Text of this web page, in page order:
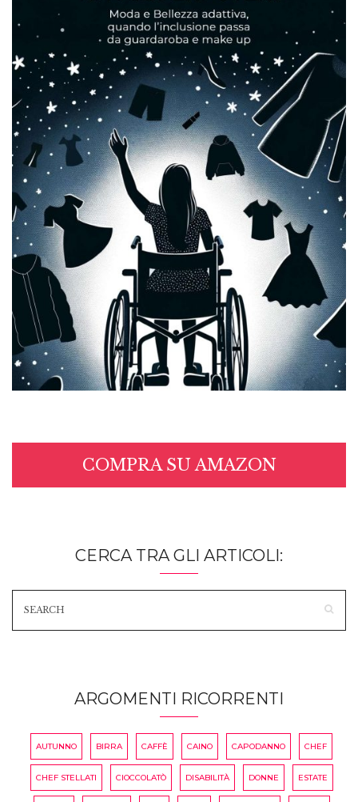
COMPRA SU AMAZON
CERCA TRA GLI ARTICOLI:
ARGOMENTI RICORRENTI
AUTUNNO BIRRA CAFFÈ CAINO CAPODANNO CHEF
CHEF STELLATI CIOCCOLATÒ DISABILITÀ DONNE ESTATE